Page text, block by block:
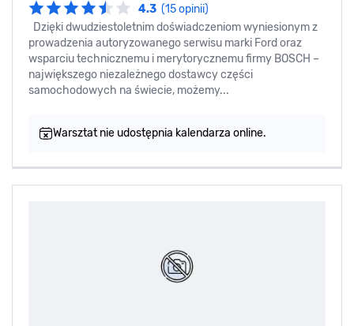
4.3 (15 opinii)
Dzięki dwudziestoletnim doświadczeniom wyniesionym z
prowadzenia autoryzowanego serwisu marki Ford oraz
wsparciu technicznemu i merytorycznemu firmy BOSCH –
największego niezależnego dostawcy części
samochodowych na świecie, możemy...
Warsztat nie udostępnia kalendarza online.